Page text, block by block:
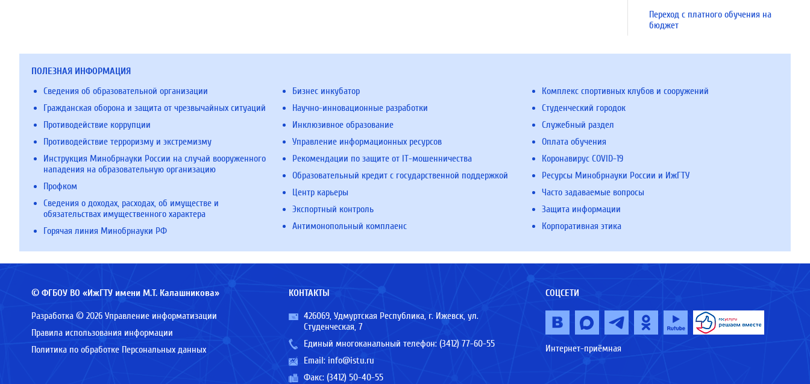
Переход с платного обучения на
бюджет
ПОЛЕЗНАЯ ИНФОРМАЦИЯ
Сведения об образовательной организации
Гражданская оборона и защита от чрезвычайных ситуаций
Противодействие коррупции
Противодействие терроризму и экстремизму
Инструкция Минобрнауки России на случай вооруженного
нападения на образовательную организацию
Профком
Сведения о доходах, расходах, об имуществе и
обязательствах имущественного характера
Горячая линия Минобрнауки РФ
Бизнес инкубатор
Научно-инновационные разработки
Инклюзивное образование
Управление информационных ресурсов
Рекомендации по защите от IT-мошенничества
Образовательный кредит с государственной поддержкой
Центр карьеры
Экспортный контроль
Антимонопольный комплаенс
Комплекс спортивных клубов и сооружений
Студенческий городок
Служебный раздел
Оплата обучения
Коронавирус COVID-19
Ресурсы Минобрнауки России и ИжГТУ
Часто задаваемые вопросы
Защита информации
Корпоративная этика
© ФГБОУ ВО «ИжГТУ имени М.Т. Калашникова»
Разработка © 2026 Управление информатизации
Правила использования информации
Политика по обработке Персональных данных
КОНТАКТЫ
426069, Удмуртская Республика, г. Ижевск, ул.
Студенческая, 7
Единый многоканальный телефон: (3412) 77-60-55
Email: info@istu.ru
Факс: (3412) 50-40-55
СОЦСЕТИ
Интернет-приёмная